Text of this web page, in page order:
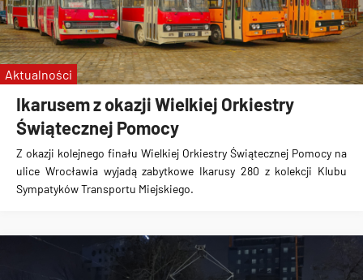
Ikarusem z okazji Wielkiej Orkiestry
Świątecznej Pomocy
Z okazji kolejnego finału Wielkiej Orkiestry Świątecznej Pomocy na
ulice Wrocławia wyjadą zabytkowe Ikarusy 280 z kolekcji Klubu
Sympatyków Transportu Miejskiego.
Aktualności